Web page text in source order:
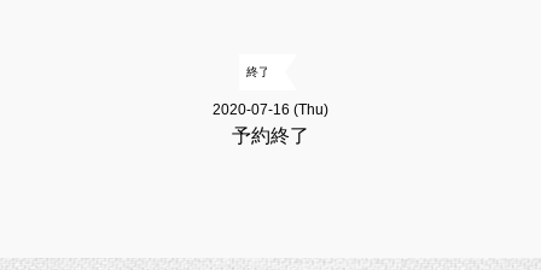
終了
2020-07-16 (Thu)
予約終了